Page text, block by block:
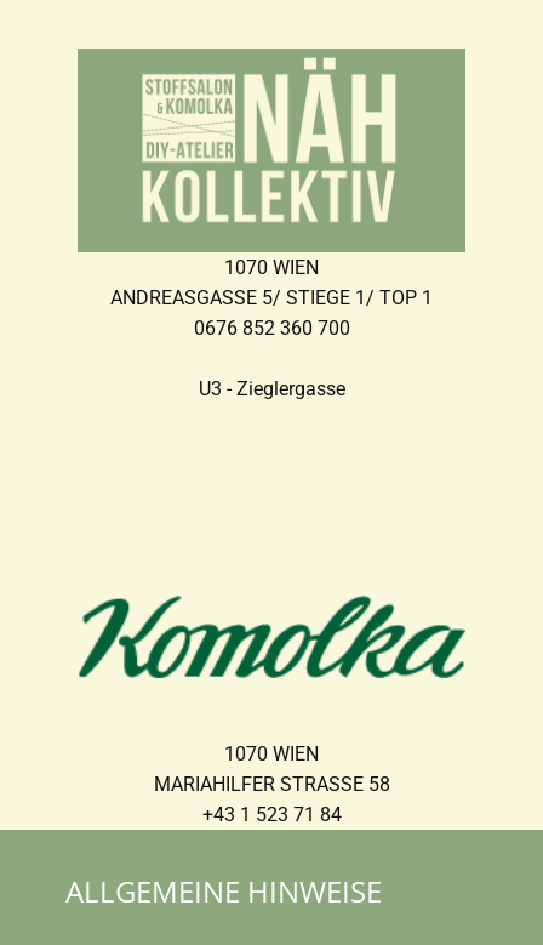
1070 WIEN
ANDREASGASSE 5/ STIEGE 1/ TOP 1
0676 852 360 700
U3 - Zieglergasse
1070 WIEN
MARIAHILFER STRASSE 58
+43 1 523 71 84
ALLGEMEINE HINWEISE